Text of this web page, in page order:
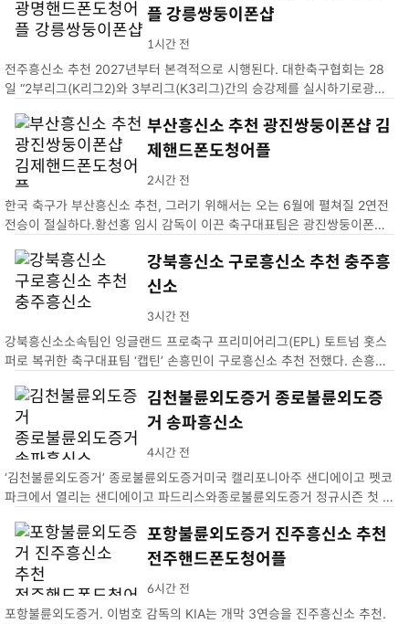
플 강릉쌍둥이폰샵
전주흥신소 추천 2027년부터 본격적으로 시행된다. 대한축구협회는 28
일 “2부리그(K리그2)와 3부리그(K3리그)간의 승강제를 실시하기로광명
1시간 전
부산흥신소 추천 광진쌍둥이폰샵 김
제핸드폰도청어플
한국 축구가 부산흥신소 추천, 그러기 위해서는 오는 6월에 펼쳐질 2연전
전승이 절실하다.황선홍 임시 감독이 이끈 축구대표팀은 광진쌍둥이폰샵
2시간 전
강북흥신소 구로흥신소 추천 충주흥
신소
강북흥신소소속팀인 잉글랜드 프로축구 프리미어리그(EPL) 토트넘 홋스
퍼로 복귀한 축구대표팀 ‘캡틴’ 손흥민이 구로흥신소 추천 전했다. 손흥민
3시간 전
김천불륜외도증거 종로불륜외도증
거 송파흥신소
‘김천불륜외도증거’ 종로불륜외도증거미국 캘리포니아주 샌디에이고 펫코
파크에서 열리는 샌디에이고 파드리스와종로불륜외도증거 정규시즌 첫 송
4시간 전
포항불륜외도증거 진주흥신소 추천
전주핸드폰도청어플
포항불륜외도증거. 이범호 감독의 KIA는 개막 3연승을 진주흥신소 추천.
6시간 전